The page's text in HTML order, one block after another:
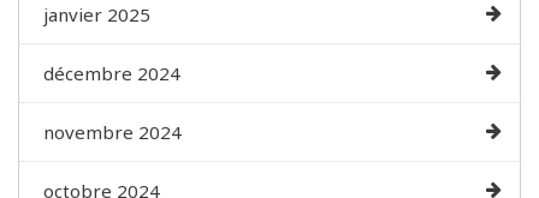
janvier 2025
décembre 2024
novembre 2024
octobre 2024